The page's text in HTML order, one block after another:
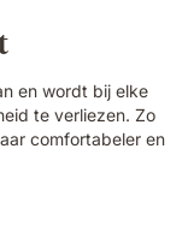
en wordt bij elke
te verliezen. Zo
comfortabeler en